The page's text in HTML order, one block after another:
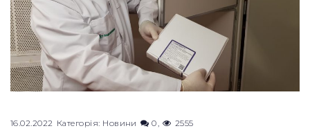
16.02.2022 Категорія: Новини 0 2555